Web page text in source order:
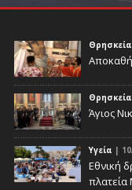
Θρησκεία
Θρησκεία
Άγιος
Υγεία |
Eθνική